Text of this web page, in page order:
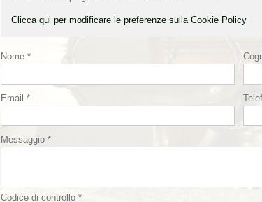
Clicca qui per modificare le preferenze sulla Cookie Policy
Nome *
Email *
Messaggio *
Codice di controllo *